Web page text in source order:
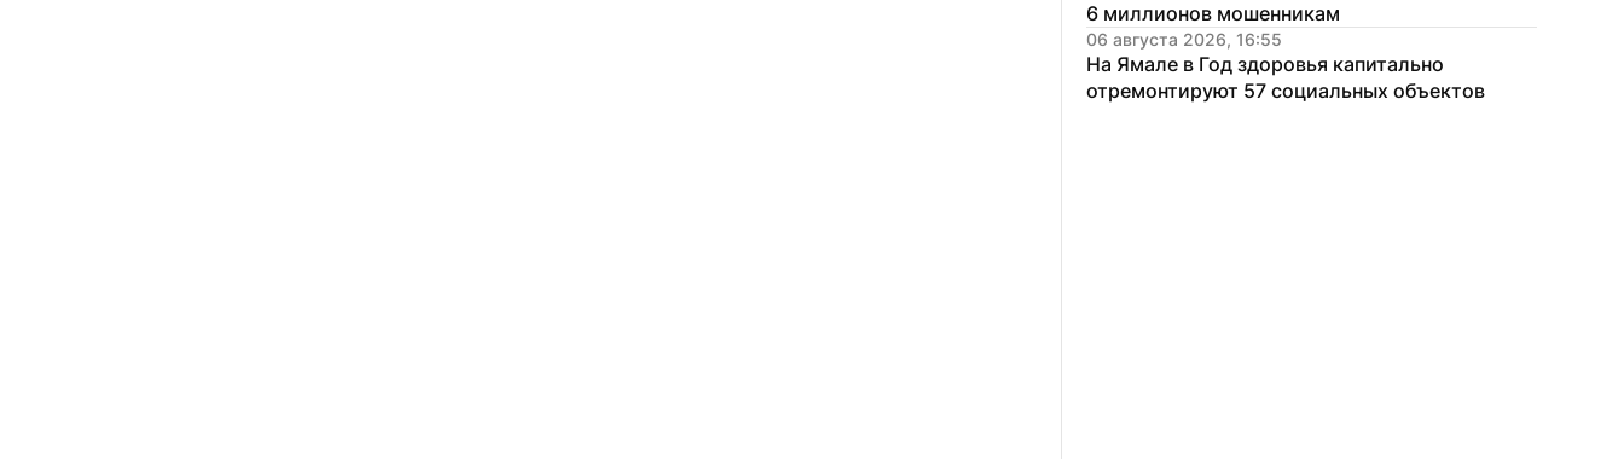
6 миллионов мошенникам
06 августа 2026, 16:55
На Ямале в Год здоровья капитально
отремонтируют 57 социальных объектов